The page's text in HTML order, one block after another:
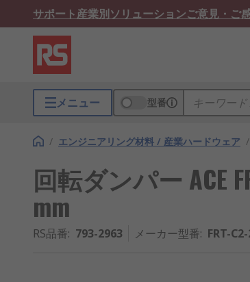
サポート産業別ソリューションご意見・ご
メニュー 型番
/ エンジニアリング材料 / 産業ハードウェア /
回転ダンパー ACE
mm
RS品番: 793-2963 メーカー型番: FRT-